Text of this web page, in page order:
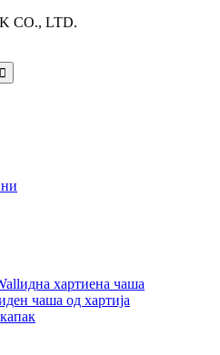
CO., LTD.
хартиена чаша
чаша од хартија